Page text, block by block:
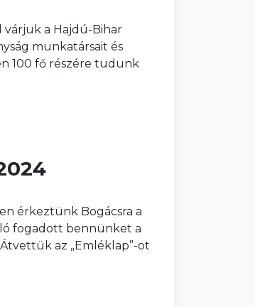
a Hajdú-Bihar
munkatársait és
100 fő részére tudunk
érkeztünk Bogácsra a
fogadott bennünket a
az „Emléklap”-ot